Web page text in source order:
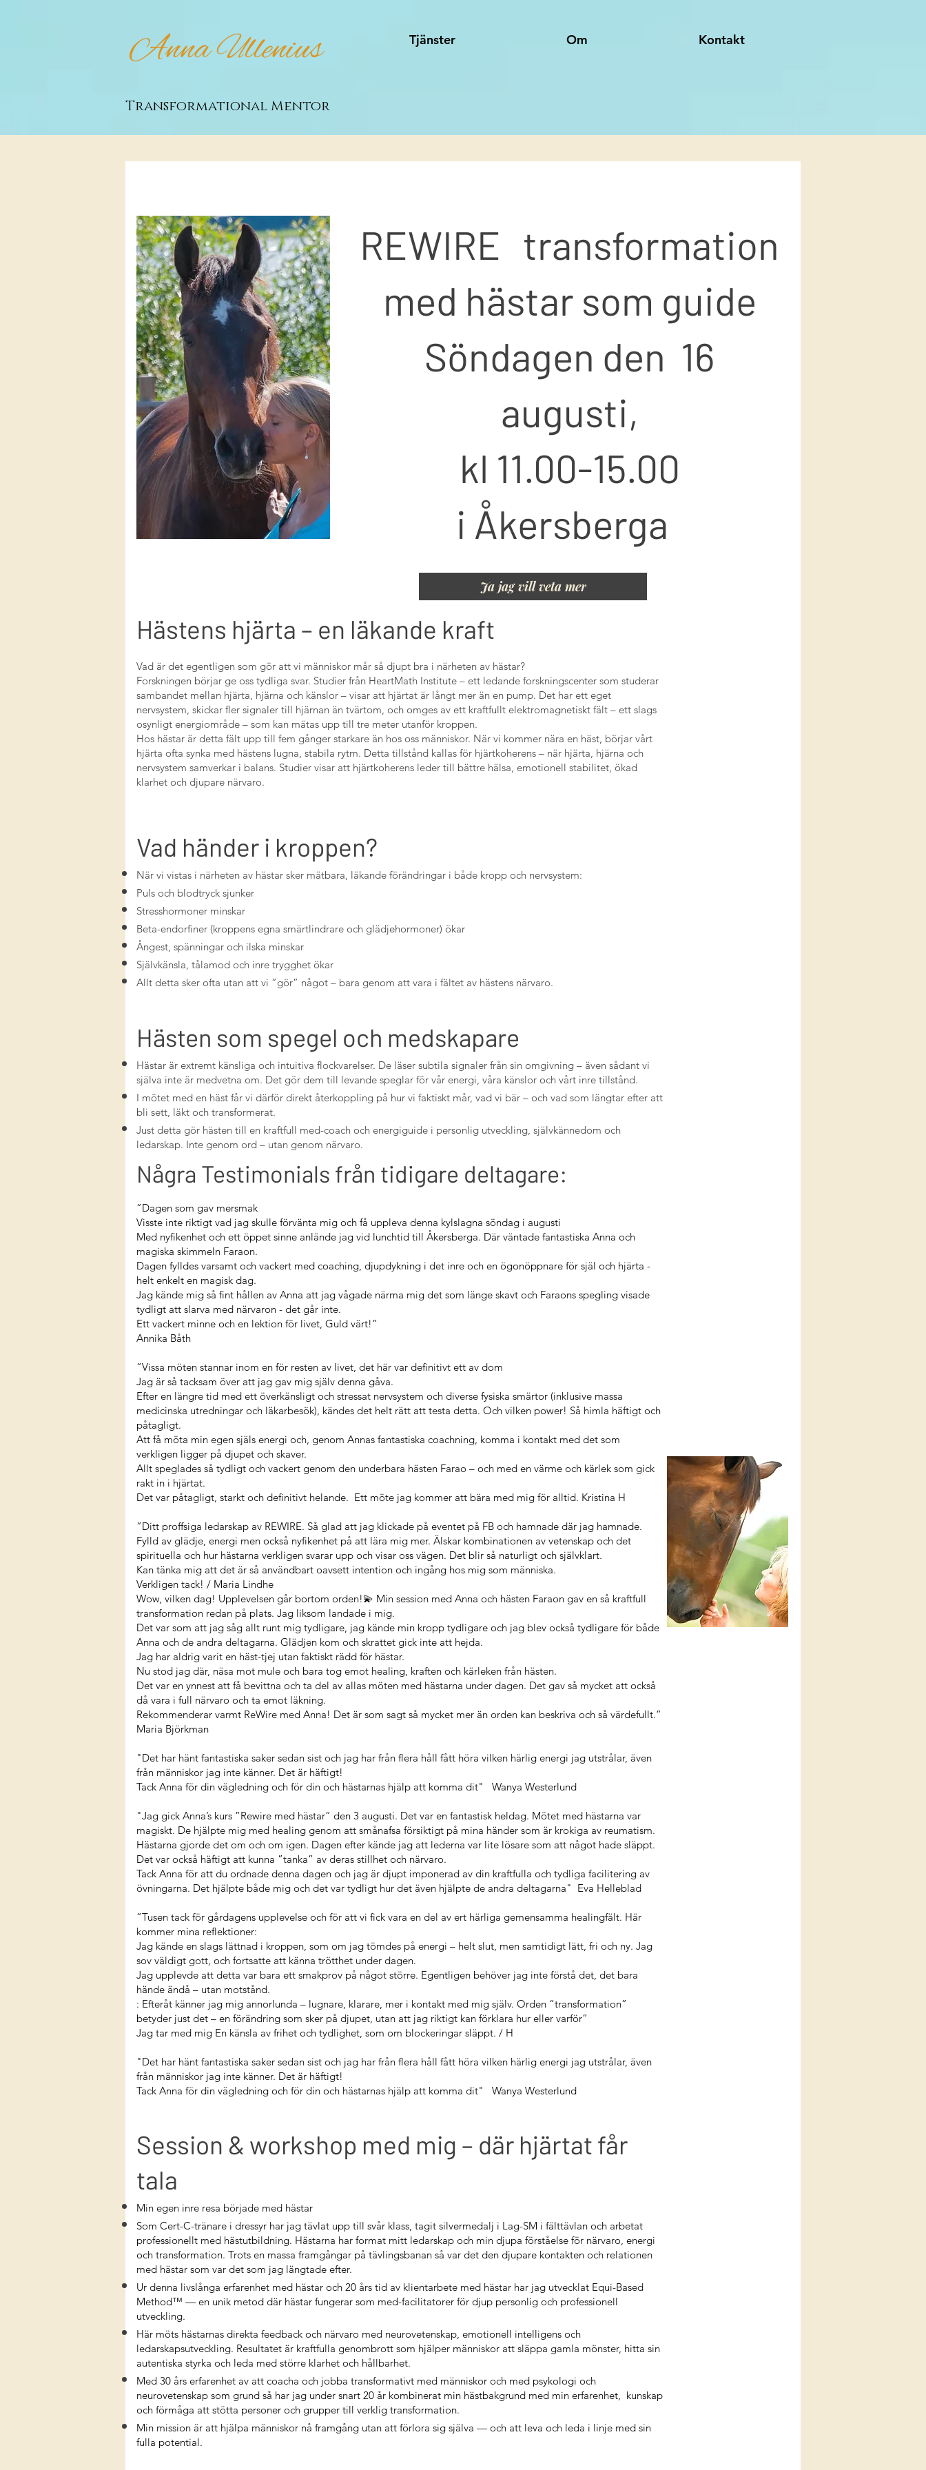
Anna Ullenius
Transformational Mentor
Tjänster Om Kontakt
REWIRE transformation
med hästar som guide
Söndagen den 16
augusti,
kl 11.00-15.00
i Åkersberga
Ja jag vill veta mer
Hästens hjärta – en läkande kraft
Vad är det egentligen som gör att vi människor mår så djupt bra i närheten av hästar?
Forskningen börjar ge oss tydliga svar. Studier från HeartMath Institute – ett ledande forskningscenter som studerar
sambandet mellan hjärta, hjärna och känslor – visar att hjärtat är långt mer än en pump. Det har ett eget
nervsystem, skickar fler signaler till hjärnan än tvärtom, och omges av ett kraftfullt elektromagnetiskt fält – ett slags
osynligt energiområde – som kan mätas upp till tre meter utanför kroppen.
Hos hästar är detta fält upp till fem gånger starkare än hos oss människor. När vi kommer nära en häst, börjar vårt
hjärta ofta synka med hästens lugna, stabila rytm. Detta tillstånd kallas för hjärtkoherens – när hjärta, hjärna och
nervsystem samverkar i balans. Studier visar att hjärtkoherens leder till bättre hälsa, emotionell stabilitet, ökad
klarhet och djupare närvaro.
Vad händer i kroppen?
När vi vistas i närheten av hästar sker mätbara, läkande förändringar i både kropp och nervsystem:
Puls och blodtryck sjunker
Stresshormoner minskar
Beta-endorfiner (kroppens egna smärtlindrare och glädjehormoner) ökar
Ångest, spänningar och ilska minskar
Självkänsla, tålamod och inre trygghet ökar
Allt detta sker ofta utan att vi ”gör” något – bara genom att vara i fältet av hästens närvaro.
Hästen som spegel och medskapare
Hästar är extremt känsliga och intuitiva flockvarelser. De läser subtila signaler från sin omgivning – även sådant vi
själva inte är medvetna om. Det gör dem till levande speglar för vår energi, våra känslor och vårt inre tillstånd.
I mötet med en häst får vi därför direkt återkoppling på hur vi faktiskt mår, vad vi bär – och vad som längtar efter att
bli sett, läkt och transformerat.
Just detta gör hästen till en kraftfull med-coach och energiguide i personlig utveckling, självkännedom och
ledarskap. Inte genom ord – utan genom närvaro.
Några Testimonials från tidigare deltagare:
”Dagen som gav mersmak
Visste inte riktigt vad jag skulle förvänta mig och få uppleva denna kylslagna söndag i augusti
Med nyfikenhet och ett öppet sinne anlände jag vid lunchtid till Åkersberga. Där väntade fantastiska Anna och
magiska skimmeln Faraon.
Dagen fylldes varsamt och vackert med coaching, djupdykning i det inre och en ögonöppnare för själ och hjärta -
helt enkelt en magisk dag.
Jag kände mig så fint hållen av Anna att jag vågade närma mig det som länge skavt och Faraons spegling visade
tydligt att slarva med närvaron - det går inte.
Ett vackert minne och en lektion för livet, Guld värt!”
Annika Båth
”Vissa möten stannar inom en för resten av livet, det här var definitivt ett av dom
Jag är så tacksam över att jag gav mig själv denna gåva.
Efter en längre tid med ett överkänsligt och stressat nervsystem och diverse fysiska smärtor (inklusive massa
medicinska utredningar och läkarbesök), kändes det helt rätt att testa detta. Och vilken power! Så himla häftigt och
påtagligt.
Att få möta min egen själs energi och, genom Annas fantastiska coachning, komma i kontakt med det som
verkligen ligger på djupet och skaver.
Allt speglades så tydligt och vackert genom den underbara hästen Farao – och med en värme och kärlek som gick
rakt in i hjärtat.
Det var påtagligt, starkt och definitivt helande. Ett möte jag kommer att bära med mig för alltid. Kristina H
”Ditt proffsiga ledarskap av REWIRE. Så glad att jag klickade på eventet på FB och hamnade där jag hamnade.
Fylld av glädje, energi men också nyfikenhet på att lära mig mer. Älskar kombinationen av vetenskap och det
spirituella och hur hästarna verkligen svarar upp och visar oss vägen. Det blir så naturligt och självklart.
Kan tänka mig att det är så användbart oavsett intention och ingång hos mig som människa.
Verkligen tack! / Maria Lindhe
Wow, vilken dag! Upplevelsen går bortom orden!💫 Min session med Anna och hästen Faraon gav en så kraftfull
transformation redan på plats. Jag liksom landade i mig.
Det var som att jag såg allt runt mig tydligare, jag kände min kropp tydligare och jag blev också tydligare för både
Anna och de andra deltagarna. Glädjen kom och skrattet gick inte att hejda.
Jag har aldrig varit en häst-tjej utan faktiskt rädd för hästar.
Nu stod jag där, näsa mot mule och bara tog emot healing, kraften och kärleken från hästen.
Det var en ynnest att få bevittna och ta del av allas möten med hästarna under dagen. Det gav så mycket att också
då vara i full närvaro och ta emot läkning.
Rekommenderar varmt ReWire med Anna! Det är som sagt så mycket mer än orden kan beskriva och så värdefullt.”
Maria Björkman
"Det har hänt fantastiska saker sedan sist och jag har från flera håll fått höra vilken härlig energi jag utstrålar, även
från människor jag inte känner. Det är häftigt!
Tack Anna för din vägledning och för din och hästarnas hjälp att komma dit" Wanya Westerlund
"Jag gick Anna’s kurs ”Rewire med hästar” den 3 augusti. Det var en fantastisk heldag. Mötet med hästarna var
magiskt. De hjälpte mig med healing genom att smånafsa försiktigt på mina händer som är krokiga av reumatism.
Hästarna gjorde det om och om igen. Dagen efter kände jag att lederna var lite lösare som att något hade släppt.
Det var också häftigt att kunna ”tanka” av deras stillhet och närvaro.
Tack Anna för att du ordnade denna dagen och jag är djupt imponerad av din kraftfulla och tydliga facilitering av
övningarna. Det hjälpte både mig och det var tydligt hur det även hjälpte de andra deltagarna" Eva Helleblad
”Tusen tack för gårdagens upplevelse och för att vi fick vara en del av ert härliga gemensamma healingfält. Här
kommer mina reflektioner:
Jag kände en slags lättnad i kroppen, som om jag tömdes på energi – helt slut, men samtidigt lätt, fri och ny. Jag
sov väldigt gott, och fortsatte att känna trötthet under dagen.
Jag upplevde att detta var bara ett smakprov på något större. Egentligen behöver jag inte förstå det, det bara
hände ändå – utan motstånd.
: Efteråt känner jag mig annorlunda – lugnare, klarare, mer i kontakt med mig själv. Orden “transformation”
betyder just det – en förändring som sker på djupet, utan att jag riktigt kan förklara hur eller varför”
Jag tar med mig En känsla av frihet och tydlighet, som om blockeringar släppt. / H
"Det har hänt fantastiska saker sedan sist och jag har från flera håll fått höra vilken härlig energi jag utstrålar, även
från människor jag inte känner. Det är häftigt!
Tack Anna för din vägledning och för din och hästarnas hjälp att komma dit" Wanya Westerlund
Session & workshop med mig – där hjärtat får
tala
Min egen inre resa började med hästar
Som Cert-C-tränare i dressyr har jag tävlat upp till svår klass, tagit silvermedalj i Lag-SM i fälttävlan och arbetat
professionellt med hästutbildning. Hästarna har format mitt ledarskap och min djupa förståelse för närvaro, energi
och transformation. Trots en massa framgångar på tävlingsbanan så var det den djupare kontakten och relationen
med hästar som var det som jag längtade efter.
Ur denna livslånga erfarenhet med hästar och 20 års tid av klientarbete med hästar har jag utvecklat Equi-Based
Method™ — en unik metod där hästar fungerar som med-facilitatorer för djup personlig och professionell
utveckling.
Här möts hästarnas direkta feedback och närvaro med neurovetenskap, emotionell intelligens och
ledarskapsutveckling. Resultatet är kraftfulla genombrott som hjälper människor att släppa gamla mönster, hitta sin
autentiska styrka och leda med större klarhet och hållbarhet.
Med 30 års erfarenhet av att coacha och jobba transformativt med människor och med psykologi och
neurovetenskap som grund så har jag under snart 20 år kombinerat min hästbakgrund med min erfarenhet, kunskap
och förmåga att stötta personer och grupper till verklig transformation.
Min mission är att hjälpa människor nå framgång utan att förlora sig själva — och att leva och leda i linje med sin
fulla potential.